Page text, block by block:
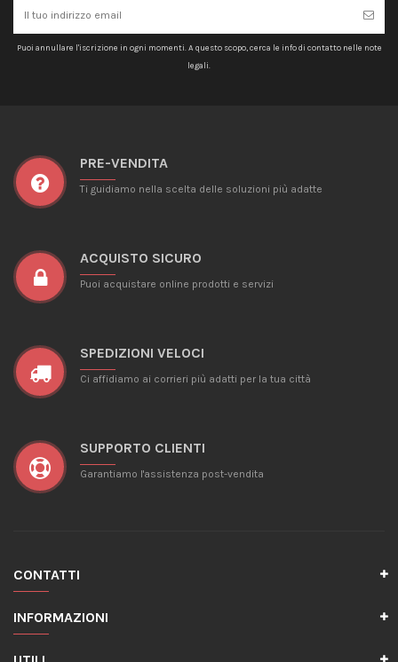
Puoi annullare l'iscrizione in ogni momenti. A questo scopo, cerca le info di contatto nelle note
legali.
PRE-VENDITA
Ti guidiamo nella scelta delle soluzioni più adatte
ACQUISTO SICURO
Puoi acquistare online prodotti e servizi
SPEDIZIONI VELOCI
Ci affidiamo ai corrieri più adatti per la tua città
SUPPORTO CLIENTI
Garantiamo l'assistenza post-vendita
CONTATTI
INFORMAZIONI